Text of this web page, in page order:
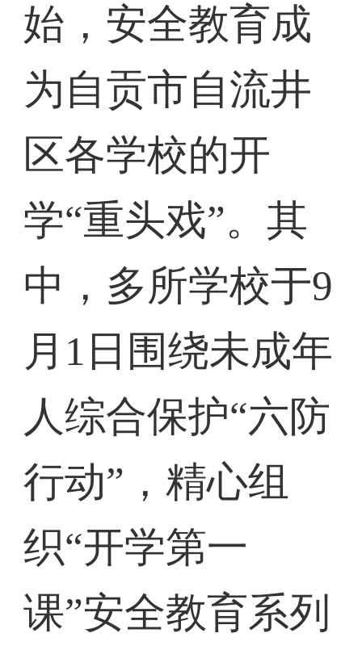
始，安全教育成
为自贡市自流井
区各学校的开
学“重头戏”。其
中，多所学校于9
月1日围绕未成年
人综合保护“六防
行动”，精心组
织“开学第一
课”安全教育系列